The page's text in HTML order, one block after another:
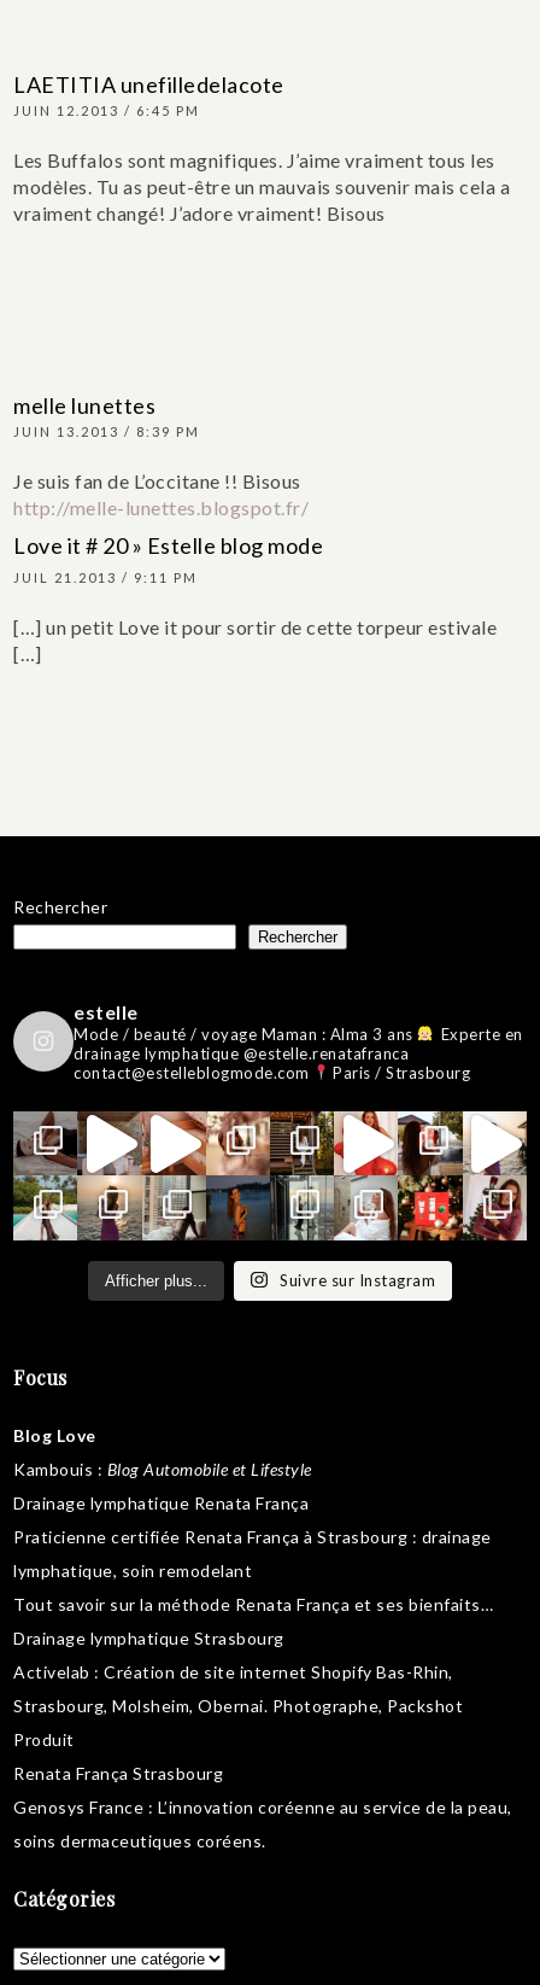
LAETITIA unefilledelacote
JUIN 12.2013 / 6:45 PM
Les Buffalos sont magnifiques. J’aime vraiment tous les
modèles. Tu as peut-être un mauvais souvenir mais cela a
vraiment changé! J’adore vraiment! Bisous
melle lunettes
JUIN 13.2013 / 8:39 PM
Je suis fan de L’occitane !! Bisous
http://melle-lunettes.blogspot.fr/
Love it # 20 » Estelle blog mode
JUIL 21.2013 / 9:11 PM
[…] un petit Love it pour sortir de cette torpeur estivale
[…]
Rechercher
Rechercher
estelle
Mode / beauté / voyage Maman : Alma 3 ans
Experte en
drainage lymphatique @estelle.renatafranca
contact@estelleblogmode.com
Paris / Strasbourg
Afficher plus... Suivre sur Instagram
Focus
Blog Love
Kambouis : Blog Automobile et Lifestyle
Drainage lymphatique Renata França
Praticienne certifiée Renata França à Strasbourg : drainage
lymphatique, soin remodelant
Tout savoir sur la méthode Renata França et ses bienfaits…
Drainage lymphatique Strasbourg
Activelab : Création de site internet Shopify Bas-Rhin,
Strasbourg, Molsheim, Obernai. Photographe, Packshot
Produit
Renata França Strasbourg
Genosys France : L’innovation coréenne au service de la peau,
soins dermaceutiques coréens.
Catégories
Catégories